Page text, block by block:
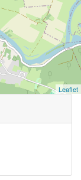
Leaflet